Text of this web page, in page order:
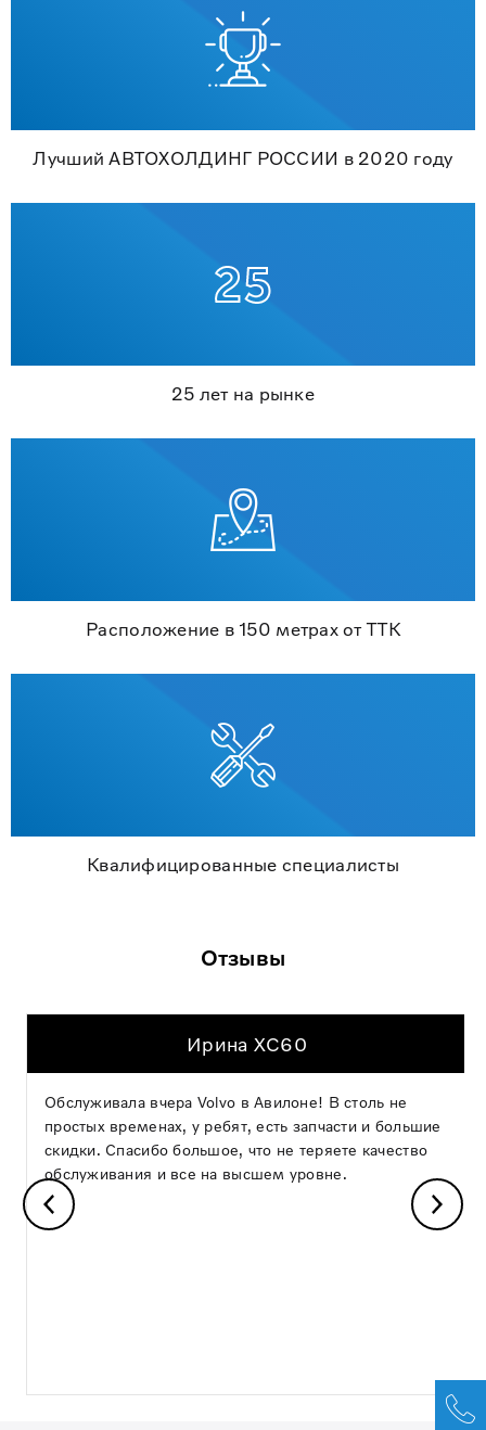
Лучший АВТОХОЛДИНГ РОССИИ в 2020 году
25 лет на рынке
Расположение в 150 метрах от ТТК
Квалифицированные специалисты
Отзывы
Ирина XC60
Обслуживала вчера Volvo в Авилоне! В столь не
простых временах, у ребят, есть запчасти и большие
скидки. Спасибо большое, что не теряете качество
обслуживания и все на высшем уровне.